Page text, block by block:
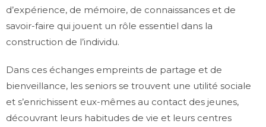
d’expérience, de mémoire, de connaissances et de
savoir-faire qui jouent un rôle essentiel dans la
construction de l’individu.
Dans ces échanges empreints de partage et de
bienveillance, les seniors se trouvent une utilité sociale
et s’enrichissent eux-mêmes au contact des jeunes,
découvrant leurs habitudes de vie et leurs centres